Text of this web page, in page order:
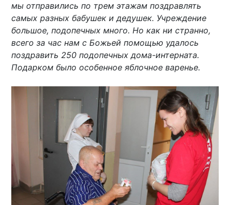
мы отправились по трем этажам поздравлять
самых разных бабушек и дедушек. Учреждение
большое, подопечных много. Но как ни странно,
всего за час нам с Божьей помощью удалось
поздравить 250 подопечных дома-интерната.
Подарком было особенное яблочное варенье.